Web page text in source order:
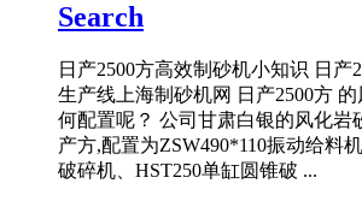
Search
日产2500方高效制砂机小知识 日产
生产线上海制砂机网 日产2500方
何配置呢？ 公司甘肃白银的风化岩
产方,配置为ZSW490*110振动给料
破碎机、HST250单缸圆锥破 ...